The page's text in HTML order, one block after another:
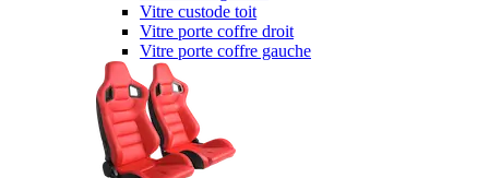
Vitre custode toit
Vitre porte coffre droit
Vitre porte coffre gauche